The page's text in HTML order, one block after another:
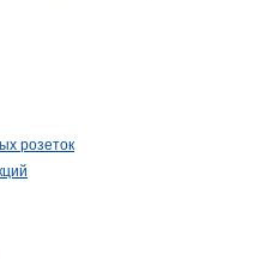
розеток